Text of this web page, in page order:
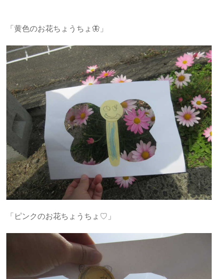
「黄色のお花ちょうちょ🦋」
「ピンクのお花ちょうちょ♡」